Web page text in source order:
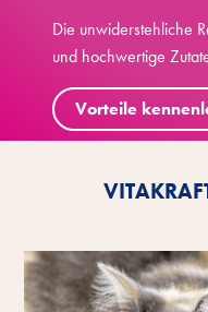
Die unwiderstehliche
und hochwertige
Vorteile